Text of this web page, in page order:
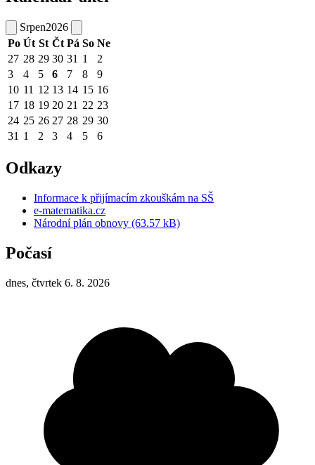
Srpen2026
Po Út St Čt Pá So Ne
27 28 29 30 31 1
2
3
4 5 6 7 8
9
10 11 12 13 14 15 16
17 18 19 20 21 22 23
24 25 26 27 28 29 30
31 1 2 3 4 5 6
Odkazy
Informace k přijímacím zkouškám na SŠ
e-matematika.cz
Národní plán obnovy (63.57 kB)
Počasí
dnes, čtvrtek 6. 8. 2026